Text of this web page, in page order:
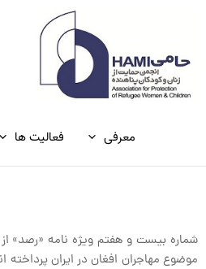
معرفی فعالیت ها
شماره بیست و هفتم ویژه نامه «رصد»
موضوع مهاجران افغان در ایران